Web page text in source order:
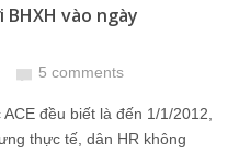
BHXH vào ngày
5 comments
đều biết là đến 1/1/2012,
thực tế, dân HR không